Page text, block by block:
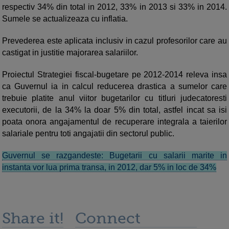
respectiv 34% din total in 2012, 33% in 2013 si 33% in 2014.
Sumele se actualizeaza cu inflatia.
Prevederea este aplicata inclusiv in cazul profesorilor care au
castigat in justitie majorarea salariilor.
Proiectul Strategiei fiscal-bugetare pe 2012-2014 releva insa
ca Guvernul ia in calcul reducerea drastica a sumelor care
trebuie platite anul viitor bugetarilor cu titluri judecatoresti
executorii, de la 34% la doar 5% din total, astfel incat sa isi
poata onora angajamentul de recuperare integrala a taierilor
salariale pentru toti angajatii din sectorul public.
Guvernul se razgandeste: Bugetarii cu salarii marite in
instanta vor lua prima transa, in 2012, dar 5% in loc de 34%
Share it! Connect